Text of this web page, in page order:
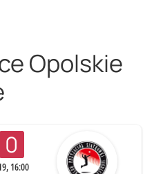
Opolskie
0
16:00